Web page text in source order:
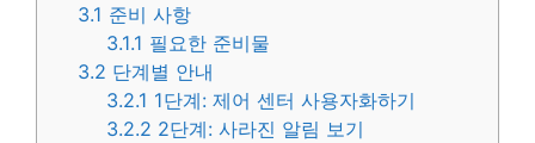
3.1 준비 사항
3.1.1 필요한 준비물
3.2 단계별 안내
3.2.1 1단계: 제어 센터 사용자화하기
3.2.2 2단계: 사라진 알림 보기